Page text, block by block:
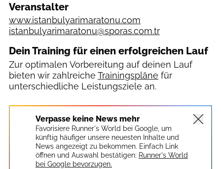
Veranstalter
www.istanbulyarimaratonu.com
istanbulyarimaratonu@sporas.com.tr
Dein Training für einen erfolgreichen Lauf
Zur optimalen Vorbereitung auf deinen Lauf
bieten wir zahlreiche Trainingspläne für
unterschiedliche Leistungsziele an.
Verpasse keine News mehr
Favorisiere Runner's World bei Google, um
künftig häufiger unsere neuesten Inhalte und
News angezeigt zu bekommen. Einfach Link
öffnen und Auswahl bestätigen: Runner's World
bei Google bevorzugen.